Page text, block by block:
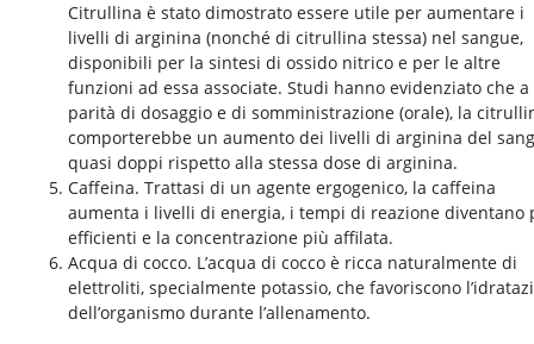
Citrullina è stato dimostrato essere utile per aumentare i
livelli di arginina (nonché di citrullina stessa) nel sangue,
disponibili per la sintesi di ossido nitrico e per le altre
funzioni ad essa associate. Studi hanno evidenziato che a
parità di dosaggio e di somministrazione (orale), la
comporterebbe un aumento dei livelli di arginina del
quasi doppi rispetto alla stessa dose di arginina.
Caffeina. Trattasi di un agente ergogenico, la caffeina
aumenta i livelli di energia, i tempi di reazione diventano
efficienti e la concentrazione più affilata.
Acqua di cocco. L’acqua di cocco è ricca naturalmente di
elettroliti, specialmente potassio, che favoriscono
dell’organismo durante l’allenamento.